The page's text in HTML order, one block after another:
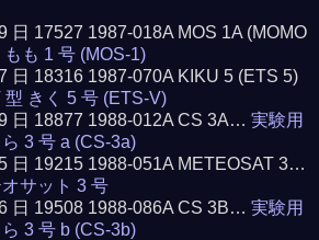
日 17527 1987-018A MOS 1A (MOMO
も 1 号 (MOS-1)
日 18316 1987-070A KIKU 5 (ETS 5)
きく 5 号 (ETS-V)
日 18877 1988-012A CS 3A…実験用
3 号 a (CS-3a)
日 19215 1988-051A METEOSAT 3…
サット 3 号
日 19508 1988-086A CS 3B…実験用
3 号 b (CS-3b)